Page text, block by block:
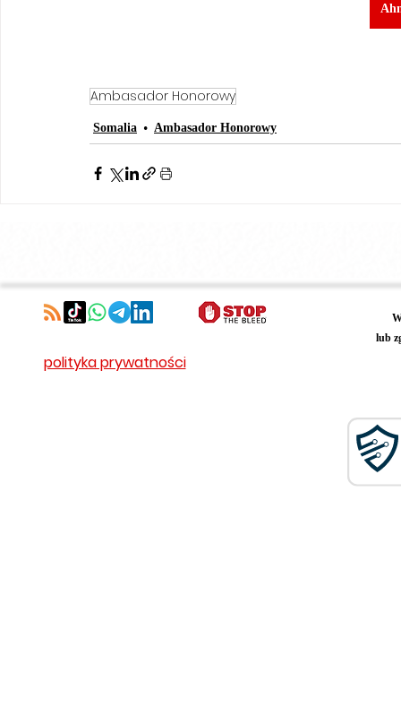
Ambasador Honorowy
Somalia Ambasador Honorowy
lub
polityka prywatności